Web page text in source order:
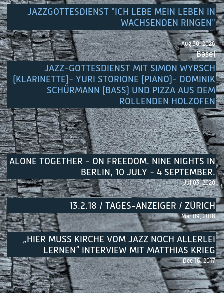
JAZZGOTTESDIENST "ICH LEBE MEIN LEBEN IN
WACHSENDEN RINGEN"
Aug 30, 2026
Basel
JAZZ-GOTTESDIENST MIT SIMON WYRSCH
(KLARINETTE)- YURI STORIONE (PIANO)- DOMINIK
SCHÜRMANN (BASS) UND PIZZA AUS DEM
ROLLENDEN HOLZOFEN
ALONE TOGETHER - ON FREEDOM. NINE NIGHTS IN
BERLIN, 10 JULY - 4 SEPTEMBER.
Jul 03, 2020
13.2.18 / TAGES-ANZEIGER / ZÜRICH
Mar 09, 2018
„HIER MUSS KIRCHE VOM JAZZ NOCH ALLERLEI
LERNEN“ INTERVIEW MIT MATTHIAS KRIEG
Dec 16, 2017